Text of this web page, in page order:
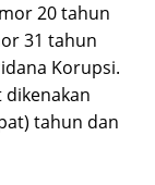
20 tahun
31 tahun
Korupsi.
tahun dan